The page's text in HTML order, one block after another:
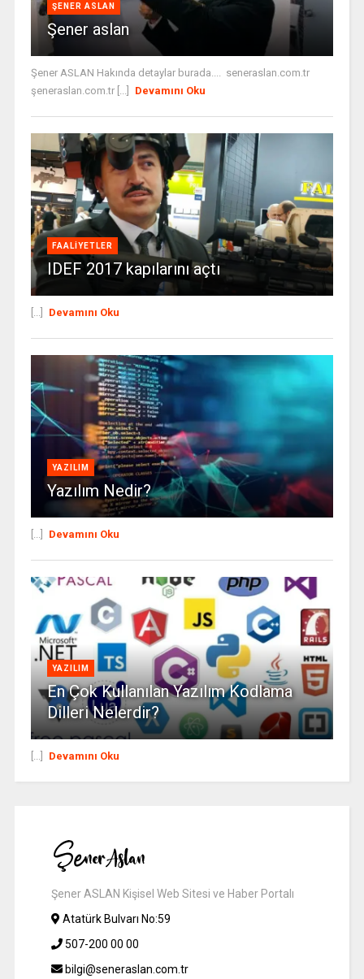
ŞENER ASLAN
Şener aslan
Şener ASLAN Hakında detaylar burada.... seneraslan.com.tr
şeneraslan.com.tr [...]
Devamını Oku
FAALIYETLER
IDEF 2017 kapılarını açtı
[...] Devamını Oku
YAZILIM
Yazılım Nedir?
[...] Devamını Oku
YAZILIM
En Çok Kullanılan Yazılım Kodlama
Dilleri Nelerdir?
[...] Devamını Oku
Şener ASLAN Kişisel Web Sitesi ve Haber Portalı
Atatürk Bulvarı No:59
507-200 00 00
bilgi@seneraslan.com.tr